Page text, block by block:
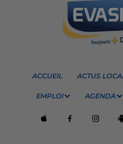
ACCUEIL ACTUS
EMPLOI AGENDA